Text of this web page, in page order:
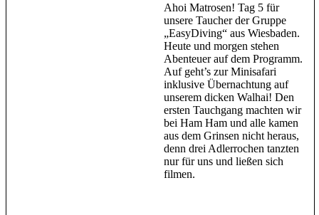
Ahoi Matrosen! Tag 5 für
unsere Taucher der Gruppe
„EasyDiving“ aus Wiesbaden.
Heute und morgen stehen
Abenteuer auf dem Programm.
Auf geht’s zur Minisafari
inklusive Übernachtung auf
unserem dicken Walhai! Den
ersten Tauchgang machten wir
bei Ham Ham und alle kamen
aus dem Grinsen nicht heraus,
denn drei Adlerrochen tanzten
nur für uns und ließen sich
filmen.